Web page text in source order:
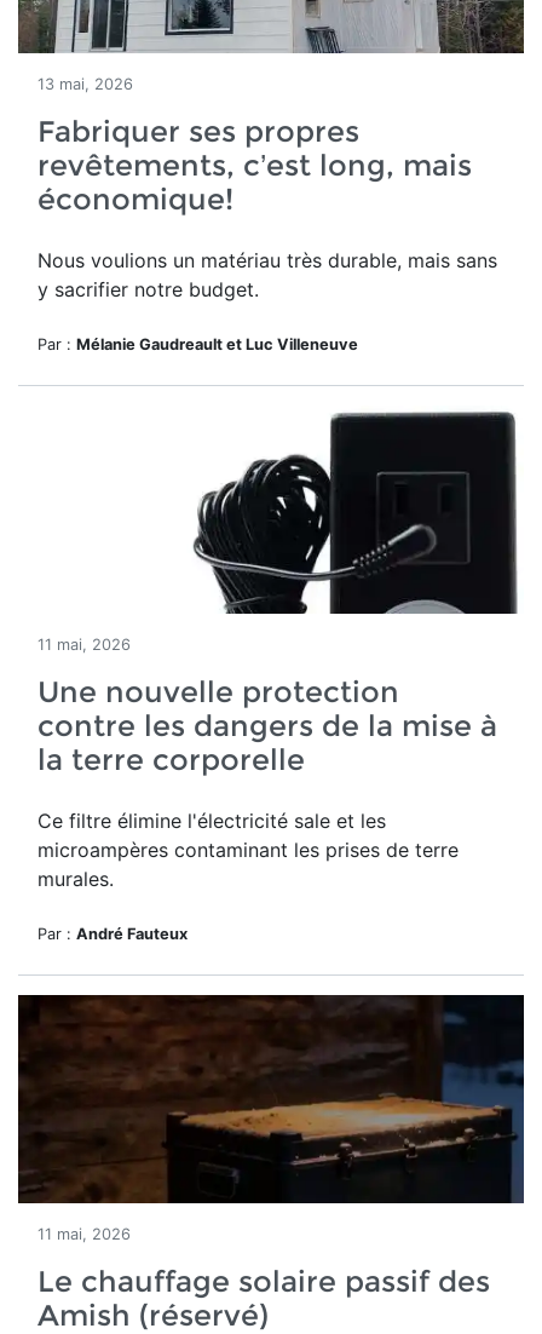
13 mai, 2026
Fabriquer ses propres
revêtements, c’est long, mais
économique!
Nous voulions un matériau très durable, mais sans
y sacrifier notre budget.
Par : Mélanie Gaudreault et Luc Villeneuve
11 mai, 2026
Une nouvelle protection
contre les dangers de la mise à
la terre corporelle
Ce filtre élimine l'électricité sale et les
microampères contaminant les prises de terre
murales.
Par : André Fauteux
11 mai, 2026
Le chauffage solaire passif des
Amish (réservé)